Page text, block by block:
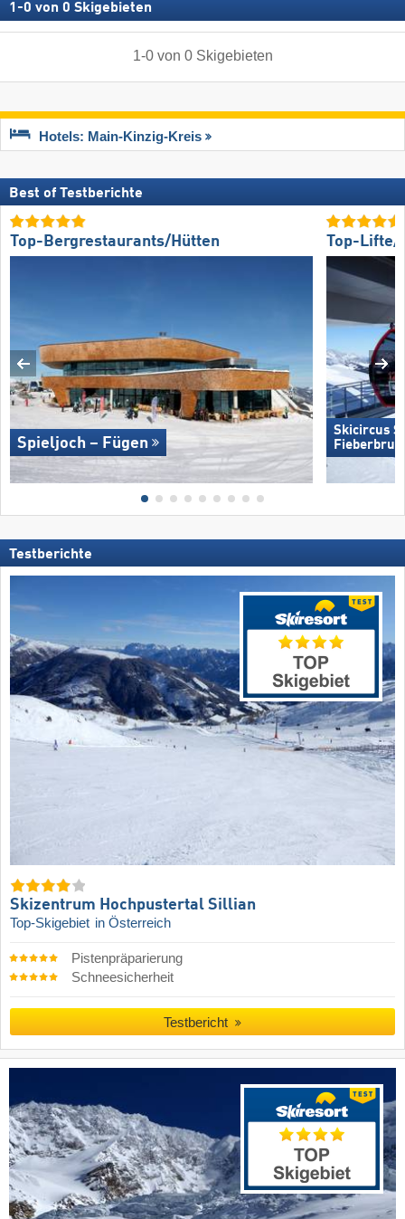
1 -0 von 0 Skigebieten
1-0von 0 Skigebieten
Hotels: Main-Kinzig-Kreis
Best of Testberichte
Top-Bergrestaurants/Hütten
Spieljoch – Fügen
Top-Lifte/
Skicircus
Testberichte
Skizentrum Hochpustertal Sillian
Top-Skigebiet in Österreich
Pistenpräparierung
Schneesicherheit
Testbericht